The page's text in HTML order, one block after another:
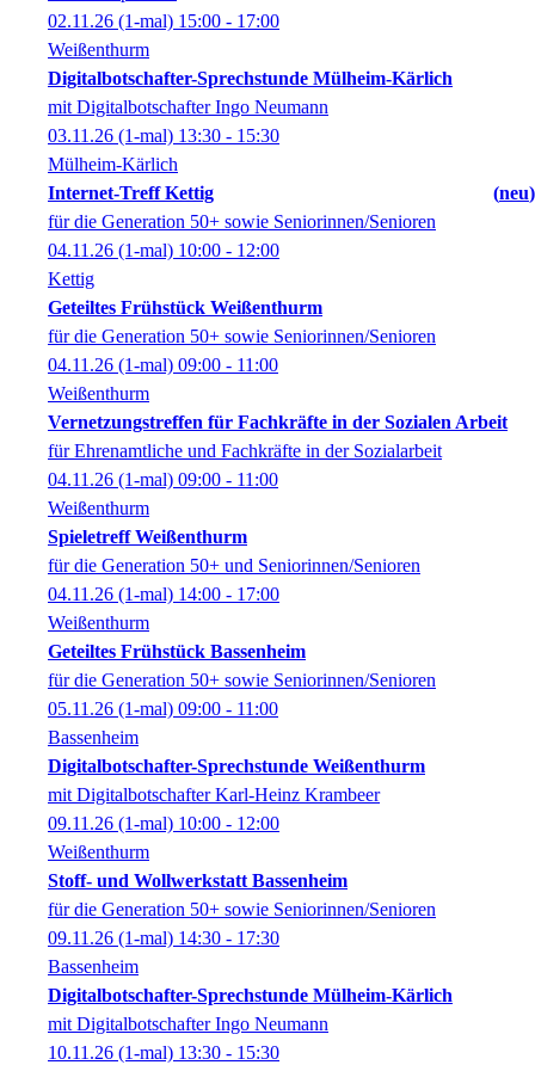
02.11.26 (1-mal) 15:00 - 17:00
Weißenthurm
Digitalbotschafter-Sprechstunde Mülheim-Kärlich
mit Digitalbotschafter Ingo Neumann
03.11.26 (1-mal) 13:30 - 15:30
Mülheim-Kärlich
Internet-Treff Kettig
neu
für die Generation 50+ sowie Seniorinnen/Senioren
04.11.26 (1-mal) 10:00 - 12:00
Kettig
Geteiltes Frühstück Weißenthurm
für die Generation 50+ sowie Seniorinnen/Senioren
04.11.26 (1-mal) 09:00 - 11:00
Weißenthurm
Vernetzungstreffen für Fachkräfte in der Sozialen Arbeit
für Ehrenamtliche und Fachkräfte in der Sozialarbeit
04.11.26 (1-mal) 09:00 - 11:00
Weißenthurm
Spieletreff Weißenthurm
für die Generation 50+ und Seniorinnen/Senioren
04.11.26 (1-mal) 14:00 - 17:00
Weißenthurm
Geteiltes Frühstück Bassenheim
für die Generation 50+ sowie Seniorinnen/Senioren
05.11.26 (1-mal) 09:00 - 11:00
Bassenheim
Digitalbotschafter-Sprechstunde Weißenthurm
mit Digitalbotschafter Karl-Heinz Krambeer
09.11.26 (1-mal) 10:00 - 12:00
Weißenthurm
Stoff- und Wollwerkstatt Bassenheim
für die Generation 50+ sowie Seniorinnen/Senioren
09.11.26 (1-mal) 14:30 - 17:30
Bassenheim
Digitalbotschafter-Sprechstunde Mülheim-Kärlich
mit Digitalbotschafter Ingo Neumann
10.11.26 (1-mal) 13:30 - 15:30